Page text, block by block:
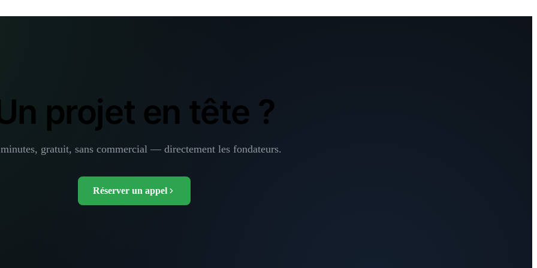
projet en tête ?
gratuit, sans commercial — directement les fondateurs.
Réserver un appel